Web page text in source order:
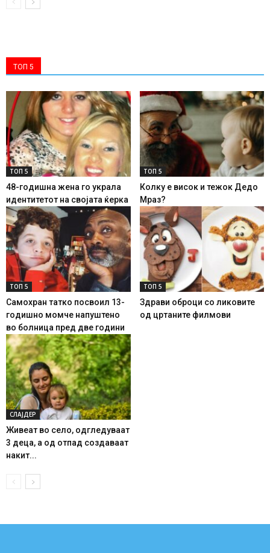
ТОП 5
ТОП 5
48-годишна жена го украла
идентитетот на својата ќерка
ТОП 5
Колку е висок и тежок Дедо
Мраз?
ТОП 5
Самохран татко посвоил 13-
годишно момче напуштено
во болница пред две години
ТОП 5
Здрави оброци со ликовите
од цртаните филмови
СЛАЈДЕР
Живеат во село, одгледуваат
3 деца, а од отпад создаваат
накит...